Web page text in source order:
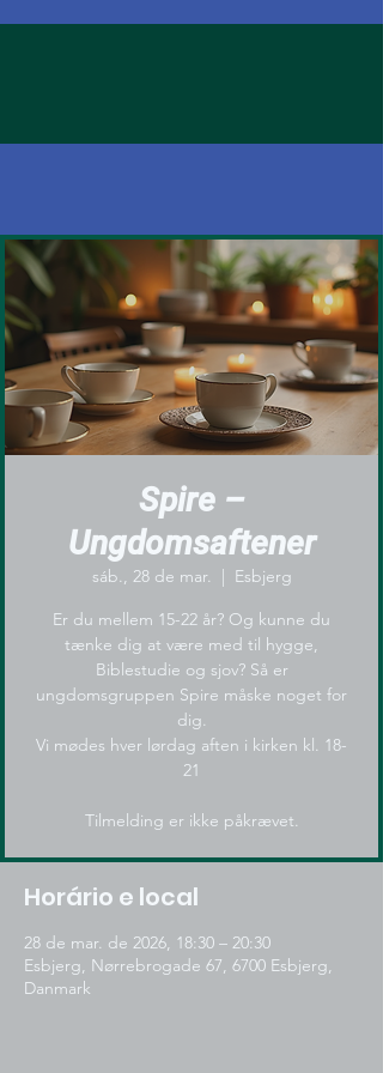
Spire –
Ungdomsaftener
sáb., 28 de mar.
  |
Esbjerg
Er du mellem 15-22 år? Og kunne du
tænke dig at være med til hygge,
Biblestudie og sjov? Så er
ungdomsgruppen Spire måske noget for
dig.
Vi mødes hver lørdag aften i kirken kl. 18-
21
Tilmelding er ikke påkrævet.
Horário e local
28 de mar. de 2026, 18:30 – 20:30
Esbjerg, Nørrebrogade 67, 6700 Esbjerg,
Danmark